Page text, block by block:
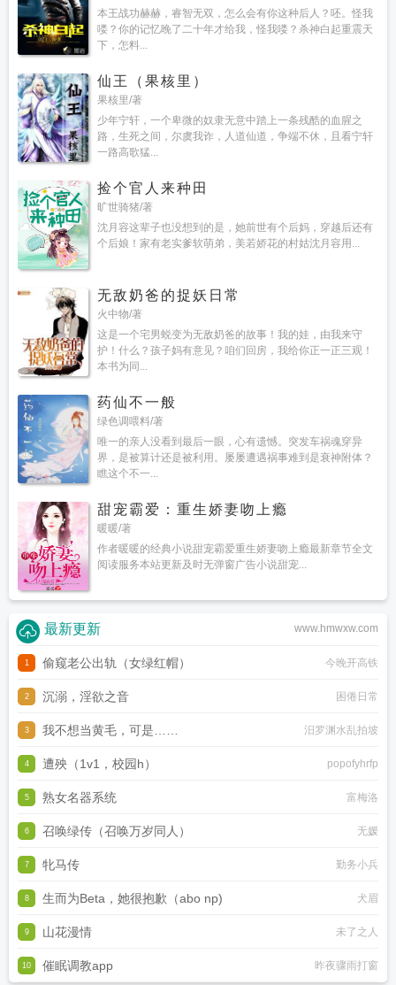
本王战功赫赫，睿智无双，怎么会有你这种后人？呸。怪我
喽？你的记忆晚了二十年才给我，怪我喽？杀神白起重震天
下，怎料...
仙王（果核里）
果核里/著
少年宁轩，一个卑微的奴隶无意中踏上一条残酷的血腥之
路，生死之间，尔虞我诈，人道仙道，争端不休，且看宁轩
一路高歌猛...
捡个官人来种田
旷世骑猪/著
沈月容这辈子也没想到的是，她前世有个后妈，穿越后还有
个后娘！家有老实爹软萌弟，美若娇花的村姑沈月容用...
无敌奶爸的捉妖日常
火中物/著
这是一个宅男蜕变为无敌奶爸的故事！我的娃，由我来守
护！什么？孩子妈有意见？咱们回房，我给你正一正三观！
本书为同...
药仙不一般
绿色调喂料/著
唯一的亲人没看到最后一眼，心有遗憾。突发车祸魂穿异
界，是被算计还是被利用。屡屡遭遇祸事难到是衰神附体？
瞧这个不一...
甜宠霸爱：重生娇妻吻上瘾
暖暖/著
作者暖暖的经典小说甜宠霸爱重生娇妻吻上瘾最新章节全文
阅读服务本站更新及时无弹窗广告小说甜宠...
www.hmwxw.com
最新更新
1 偷窥老公出轨（女绿红帽） 今晚开高铁
2 沉溺，淫欲之音 困倦日常
3 我不想当黄毛，可是…… 汨罗渊水乱拍坡
4 遭殃（1v1，校园h） popofyhrfp
5 熟女名器系统 富梅洛
6 召唤绿传（召唤万岁同人） 无媛
7 牝马传 勤务小兵
8 生而为Beta，她很抱歉（abo np) 犬眉
9 山花漫情 未了之人
10 催眠调教app 昨夜骤雨打窗